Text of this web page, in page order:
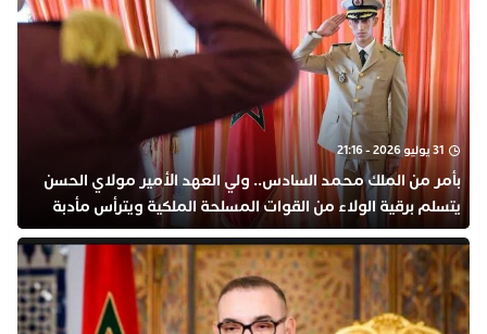
31 يوليو 2026 - 21:16
بأمر من الملك محمد السادس.. ولي العهد الأمير مولاي الحسن
يتسلم برقية الولاء من القوات المسلحة الملكية ويترأس مأدبة
رسمية بتطوان